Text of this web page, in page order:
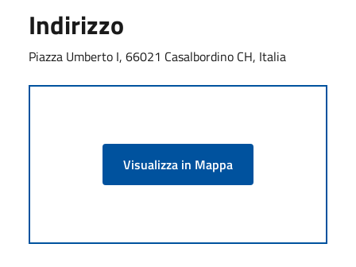
Indirizzo
Piazza Umberto I, 66021 Casalbordino CH, Italia
Visualizza in Mappa